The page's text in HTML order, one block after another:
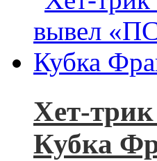
Хет-
Кубка